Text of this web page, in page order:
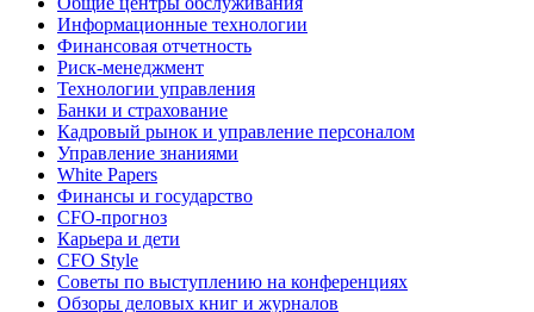
Информационные технологии
Финансовая отчетность
Риск-менеджмент
Технологии управления
Банки и страхование
Кадровый рынок и управление персоналом
Управление знаниями
White Papers
Финансы и государство
CFO-прогноз
Карьера и дети
CFO Style
Советы по выступлению на конференциях
Обзоры деловых книг и журналов